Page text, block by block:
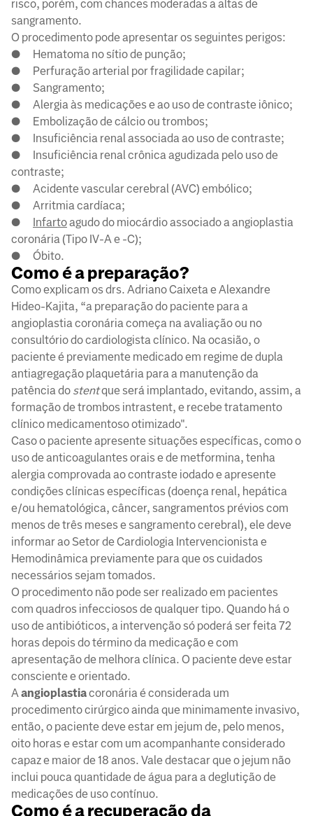
risco, porém, com chances moderadas a altas de
sangramento.
O procedimento pode apresentar os seguintes perigos:
● Hematoma no sítio de punção;
● Perfuração arterial por fragilidade capilar;
● Sangramento;
● Alergia às medicações e ao uso de contraste iônico;
● Embolização de cálcio ou trombos;
● Insuficiência renal associada ao uso de contraste;
● Insuficiência renal crônica agudizada pelo uso de
contraste;
● Acidente vascular cerebral (AVC) embólico;
● Arritmia cardíaca;
● Infartoagudo do miocárdio associado a angioplastia
coronária (Tipo IV-A e -C);
● Óbito.
Como é a preparação?
Como explicam os drs. Adriano Caixeta e Alexandre
Hideo-Kajita, “a preparação do paciente para a
angioplastia coronária começa na avaliação ou no
consultório do cardiologista clínico. Na ocasião, o
paciente é previamente medicado em regime de dupla
antiagregação plaquetária para a manutenção da
patência do stentque será implantado, evitando, assim, a
formação de trombos intrastent, e recebe tratamento
clínico medicamentoso otimizado".
Caso o paciente apresente situações específicas, como o
uso de anticoagulantes orais e de metformina, tenha
alergia comprovada ao contraste iodado e apresente
condições clínicas específicas (doença renal, hepática
e/ou hematológica, câncer, sangramentos prévios com
menos de três meses e sangramento cerebral), ele deve
informar ao Setor de Cardiologia Intervencionista e
Hemodinâmica previamente para que os cuidados
necessários sejam tomados.
O procedimento não pode ser realizado em pacientes
com quadros infecciosos de qualquer tipo. Quando há o
uso de antibióticos, a intervenção só poderá ser feita 72
horas depois do término da medicação e com
apresentação de melhora clínica. O paciente deve estar
consciente e orientado.
A angioplastiacoronária é considerada um
procedimento cirúrgico ainda que minimamente invasivo,
então, o paciente deve estar em jejum de, pelo menos,
oito horas e estar com um acompanhante considerado
capaz e maior de 18 anos. Vale destacar que o jejum não
inclui pouca quantidade de água para a deglutição de
medicações de uso contínuo.
Como é a recuperação da